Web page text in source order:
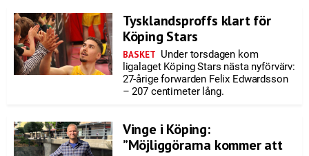
Tysklandsproffs klart för
Köping Stars
BASKET Under torsdagen kom
ligalaget Köping Stars nästa nyförvärv:
27-årige forwarden Felix Edwardsson
– 207 centimeter lång.
Vinge i Köping:
”Möjliggörarna kommer att